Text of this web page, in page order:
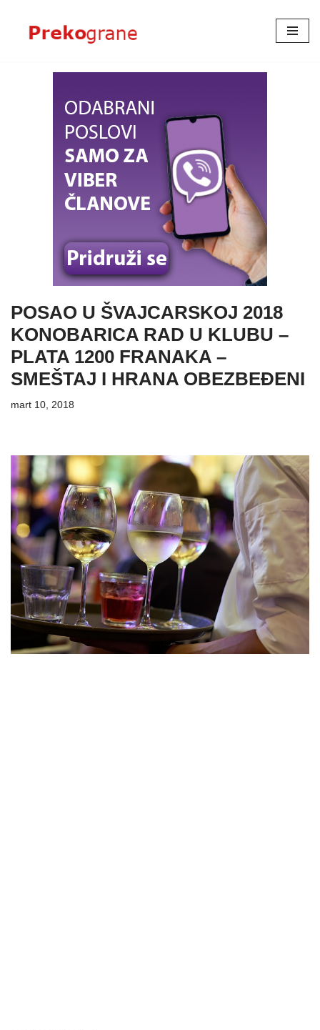
Skoči
POSAO U ŠVAJCARSKOJ 2018
KONOBARICA RAD U KLUBU –
PLATA 1200 FRANAKA –
SMEŠTAJ I HRANA OBEZBEĐENI
mart 10, 2018